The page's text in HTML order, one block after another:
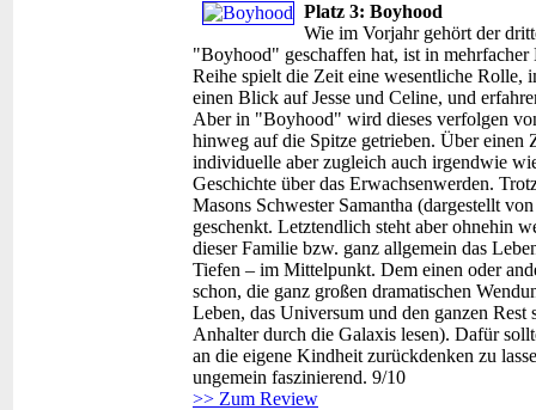
Platz 3: Boyhood
Wie im Vorjahr gehört der
"Boyhood" geschaffen hat, ist in
Reihe spielt die Zeit eine wesentliche Rolle,
einen Blick auf Jesse und Celine, und
Aber in "Boyhood" wird dieses verfolgen
hinweg auf die Spitze getrieben. Über einen
individuelle aber zugleich auch irgendwie
Geschichte über das Erwachsenwerden.
Masons Schwester Samantha (dargestellt
geschenkt. Letztendlich steht aber ohnehin
dieser Familie bzw. ganz allgemein das
Tiefen – im Mittelpunkt. Dem einen oder
schon, die ganz großen dramatischen
Leben, das Universum und den ganzen
Anhalter durch die Galaxis lesen). Dafür
an die eigene Kindheit zurückdenken zu
ungemein faszinierend. 9/10
>> Zum Review